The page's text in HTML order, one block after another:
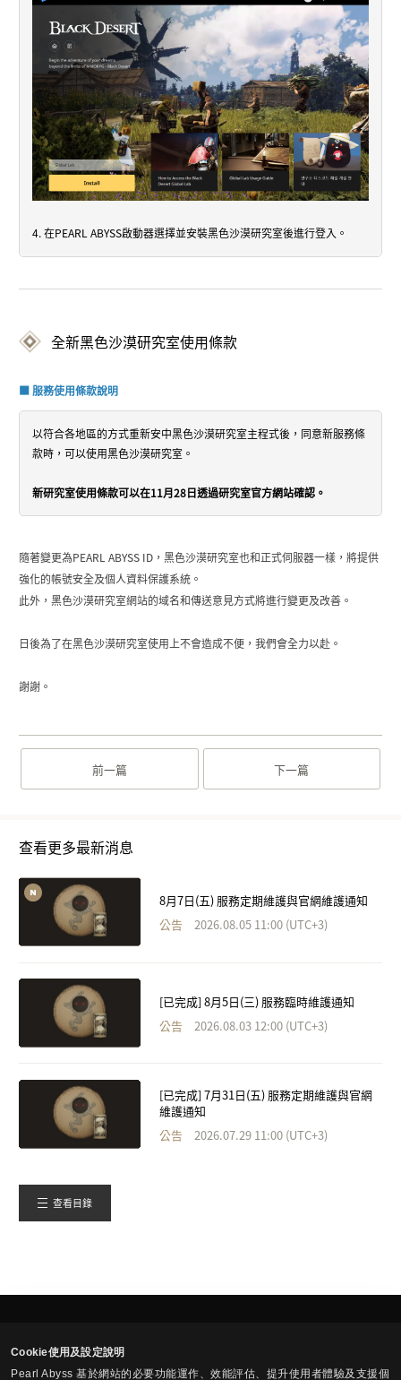
Cookie使用及設定說明
Pearl Abyss 基於網站的必要功能運作、效能評估、提升使用者體驗及支援個
4. 在PEARL ABYSS啟動器選擇並安裝黑色沙漠研究室後進行登入。
全新黑色沙漠研究室使用條款
■ 服務使用條款說明
以符合各地區的方式重新安中黑色沙漠研究室主程式後，同意新服務條
款時，可以使用黑色沙漠研究室。
新研究室使用條款可以在11月28日透過研究室官方網站確認。
隨著變更為PEARL ABYSS ID，黑色沙漠研究室也和正式伺服器一樣，將提供
強化的帳號安全及個人資料保護系統。
此外，黑色沙漠研究室網站的域名和傳送意見方式將進行變更及改善。
日後為了在黑色沙漠研究室使用上不會造成不便，我們會全力以赴。
謝謝。
前一篇 下一篇
查看更多最新消息
8月7日(五) 服務定期維護與官網維護通知
公告
2026.08.05 11:00 (UTC+3)
[已完成] 8月5日(三) 服務臨時維護通知
公告
2026.08.03 12:00 (UTC+3)
[已完成] 7月31日(五) 服務定期維護與官網
維護通知
公告
2026.07.29 11:00 (UTC+3)
查看目錄